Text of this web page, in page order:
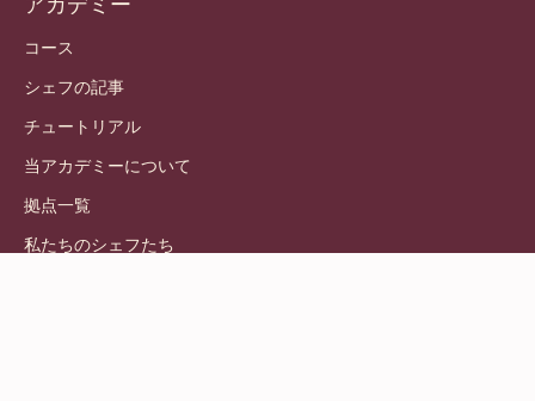
コース
シェフの記事
チュートリアル
当アカデミーについて
拠点一覧
私たちのシェフたち